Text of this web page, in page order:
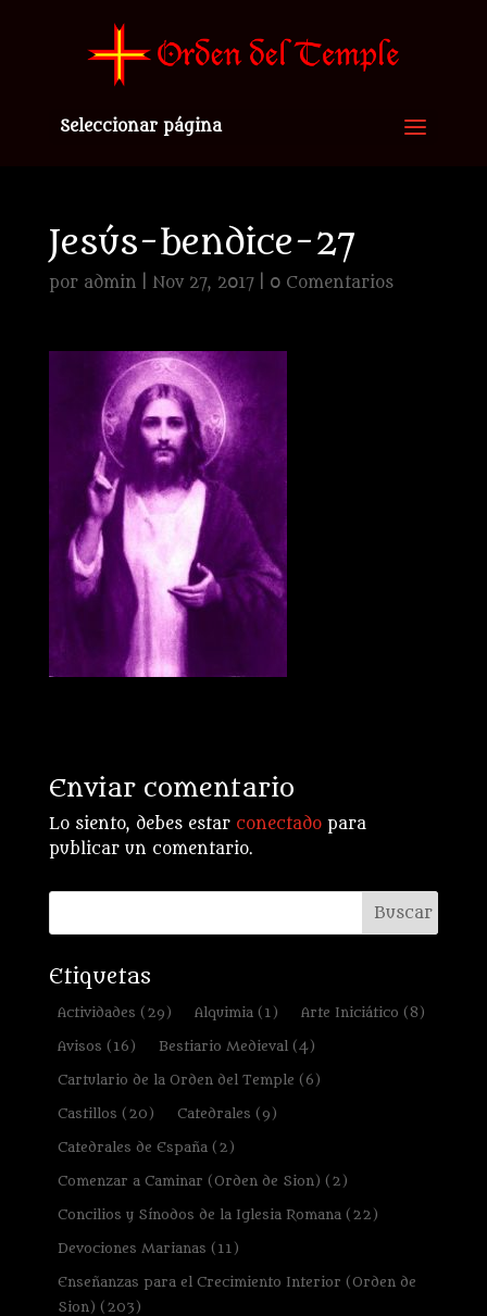
Seleccionar página
Jesús-bendice-27
por admin Nov 27, 2017| 0 Comentarios
Enviar comentario
Lo siento, debes estar conectadopara
publicar un comentario.
Etiquetas
Actividades (29) Alquimia(1) Arte Iniciático (8)
Avisos (16) Bestiario Medieval(4)
Cartulario de la Orden del Temple (6)
Castillos (20) Catedrales (9)
Catedrales de España(2)
Comenzar a Caminar (Orden de Sion) (2)
Concilios y Sínodos de la Iglesia Romana(22)
Devociones Marianas (11)
Enseñanzas para el Crecimiento Interior (Orden de
Sion) (203)